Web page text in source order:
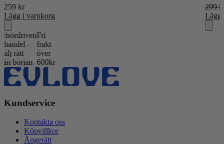
259 kr
Lägg i varukorg
299
Lägg
-
Fri
frakt
över
600kr
Kundservice
Kontakta oss
Köpvillkor
Ångerätt